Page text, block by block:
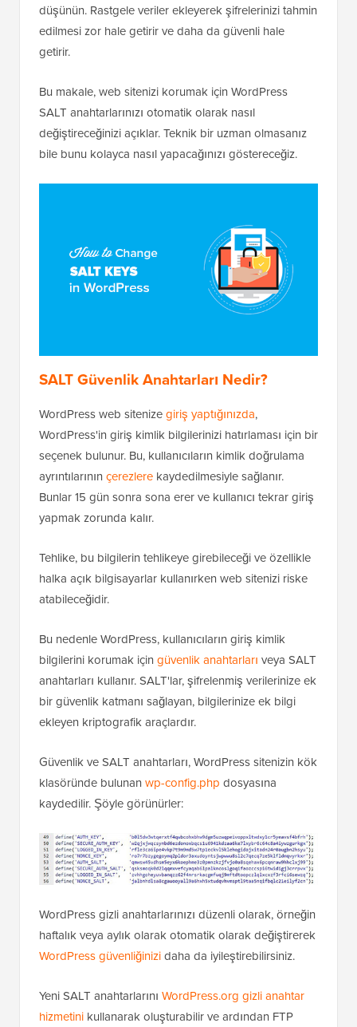
düşünün. Rastgele veriler ekleyerek şifrelerinizi tahmin
edilmesi zor hale getirir ve daha da güvenli hale
getirir.
Bu makale, web sitenizi korumak için WordPress
SALT anahtarlarınızı otomatik olarak nasıl
değiştireceğinizi açıklar. Teknik bir uzman olmasanız
bile bunu kolayca nasıl yapacağınızı göstereceğiz.
SALT Güvenlik Anahtarları Nedir?
WordPress web sitenizegiriş yaptığınızda,
WordPress'in giriş kimlik bilgilerinizi hatırlaması için bir
seçenek bulunur. Bu, kullanıcıların kimlik doğrulama
ayrıntılarının çerezlere kaydedilmesiyle sağlanır.
Bunlar 15 gün sonra sona erer ve kullanıcı tekrar giriş
yapmak zorunda kalır.
Tehlike, bu bilgilerin tehlikeye girebileceği ve özellikle
halka açık bilgisayarlar kullanırken web sitenizi riske
atabileceğidir.
Bu nedenle WordPress, kullanıcıların giriş kimlik
bilgilerini korumak için güvenlik anahtarları veya SALT
anahtarları kullanır. SALT'lar, şifrelenmiş verilerinize ek
bir güvenlik katmanı sağlayan, bilgilerinize ek bilgi
ekleyen kriptografik araçlardır.
Güvenlik ve SALT anahtarları, WordPress sitenizin kök
klasöründe bulunan wp-config.php dosyasına
kaydedilir. Şöyle görünürler:
WordPress gizli anahtarlarınızı düzenli olarak, örneğin
haftalık veya aylık olarak otomatik olarak değiştirerek
WordPress güvenliğinizidaha da iyileştirebilirsiniz.
Yeni SALT anahtarlarını WordPress.org gizli anahtar
hizmetini kullanarak oluşturabilir ve ardından FTP